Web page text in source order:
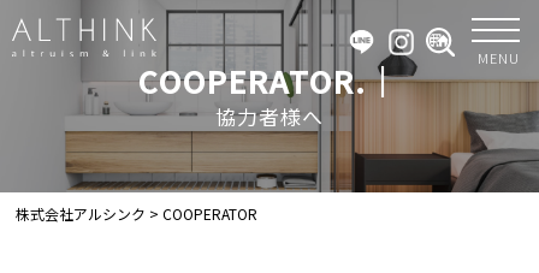
MENU
COOPERATOR.｜
協力者様へ
株式会社アルシンク >COOPERATOR